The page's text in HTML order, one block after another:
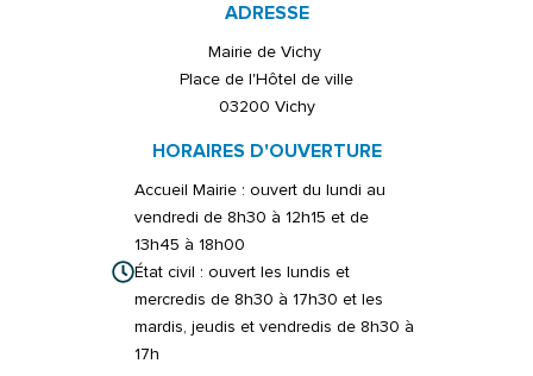
ADRESSE
Mairie de Vichy
Place de l'Hôtel de ville
03200 Vichy
HORAIRES D'OUVERTURE
Accueil Mairie : ouvert du lundi au
vendredi de 8h30 à 12h15 et de
13h45 à 18h00
État civil : ouvert les lundis et
mercredis de 8h30 à 17h30 et les
mardis, jeudis et vendredis de 8h30 à
17h